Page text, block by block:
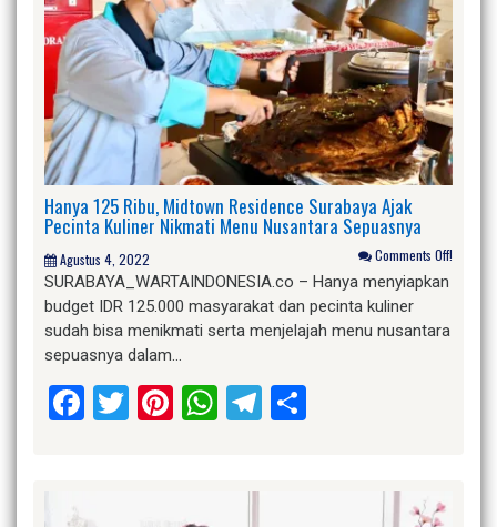
Hanya 125 Ribu, Midtown Residence Surabaya Ajak
Pecinta Kuliner Nikmati Menu Nusantara Sepuasnya
Agustus 4, 2022 Comments Off!
SURABAYA_WARTAINDONESIA.co – Hanya menyiapkan
budget IDR 125.000 masyarakat dan pecinta kuliner
sudah bisa menikmati serta menjelajah menu nusantara
sepuasnya dalam…
Facebook
Twitter
Pinterest
WhatsApp
Telegram